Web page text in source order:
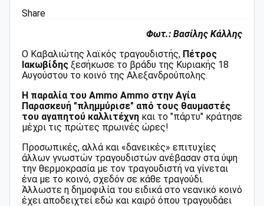
Share
Φωτ.: Βασίλης Κάλλης
Ο Καβαλιώτης λαϊκός τραγουδιστής, Πέτρος
Ιακωβίδης ξεσήκωσε το βράδυ της Κυριακής 18
Αυγούστου το κοινό της Αλεξανδρούπολης.
Η παραλία του Ammo Ammo στην Αγία
Παρασκευή "πλημμύρισε" από τους θαυμαστές
του αγαπητού καλλιτέχνη και το "πάρτυ" κράτησε
μέχρι τις πρώτες πρωινές ώρες!
Προσωπικές, αλλά και «δανεικές» επιτυχίες
άλλων γνωστών τραγουδιστών ανέβασαν στα ύψη
την θερμοκρασία με τον τραγουδιστή να γίνεται
ένα με το κοινό, σχεδόν σε κάθε τραγούδι.
Άλλωστε η δημοφιλία του ειδικά στο νεανικό κοινό
έχει αποδειχτεί εδώ και καιρό όπου τραγουδάει